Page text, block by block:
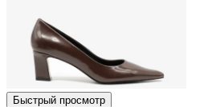
Быстрый просмотр